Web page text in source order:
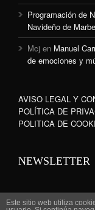
Programación de
Navideño de
Mcj en Manuel
de emociones y
AVISO LEGAL Y
POLÍTICA DE
POLITICA DE
NEWSLETTER
Este sitio web utiliza